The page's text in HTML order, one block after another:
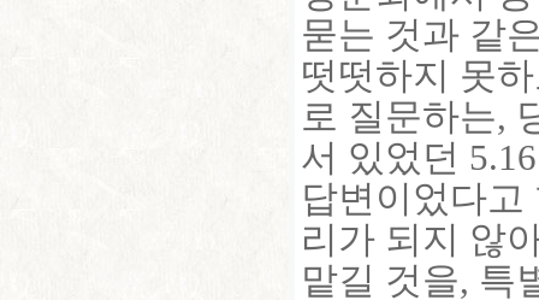
묻는 것과 같
떳떳하지 못
로 질문하는,
서 있었던
답변이었다고
리가 되지 않
맡길 것을, 특